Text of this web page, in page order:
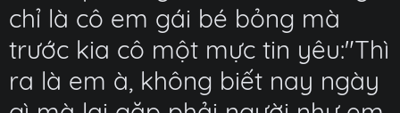
chỉ là cô em gái bé bỏng mà
trước kia cô một mực tin yêu:"Thì
ra là em à, không biết nay ngày